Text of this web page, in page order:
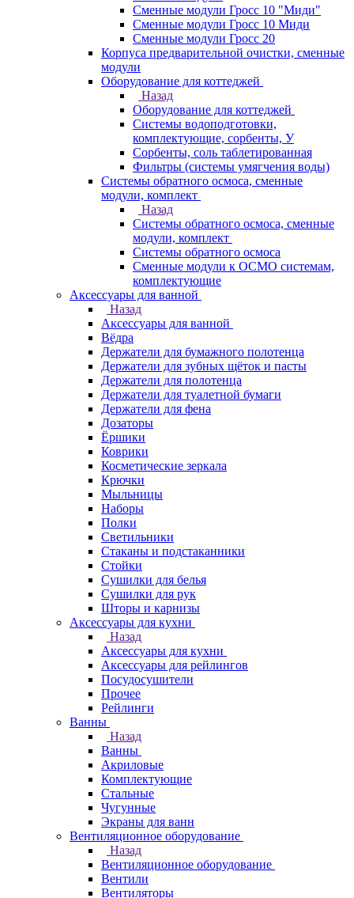
Сменные модули Гросс 10 "Миди"
Сменные модули Гросс 10 Миди
Сменные модули Гросс 20
Корпуса предварительной очистки, сменные
модули
Оборудование для коттеджей
Назад
Оборудование для коттеджей
Системы водоподготовки,
комплектующие, сорбенты, У
Сорбенты, соль таблетированная
Фильтры (системы умягчения воды)
Системы обратного осмоса, сменные
модули, комплект
Назад
Системы обратного осмоса, сменные
модули, комплект
Системы обратного осмоса
Сменные модули к ОСМО системам,
комплектующие
Аксессуары для ванной
Назад
Аксессуары для ванной
Вёдра
Держатели для бумажного полотенца
Держатели для зубных щёток и пасты
Держатели для полотенца
Держатели для туалетной бумаги
Держатели для фена
Дозаторы
Ёршики
Коврики
Косметические зеркала
Крючки
Мыльницы
Наборы
Полки
Светильники
Стаканы и подстаканники
Стойки
Сушилки для белья
Сушилки для рук
Шторы и карнизы
Аксессуары для кухни
Назад
Аксессуары для кухни
Аксессуары для рейлингов
Посудосушители
Прочее
Рейлинги
Ванны
Назад
Ванны
Акриловые
Комплектующие
Стальные
Чугунные
Экраны для ванн
Вентиляционное оборудование
Назад
Вентиляционное оборудование
Вентили
Вентиляторы